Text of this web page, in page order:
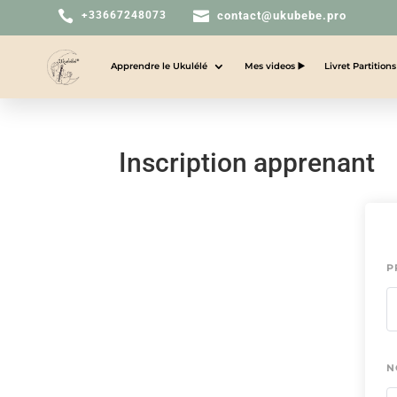
 +33667248073  contact@ukubebe.pro
Apprendre le Ukulélé Mes videos ▶️ Livret
Inscription apprenant